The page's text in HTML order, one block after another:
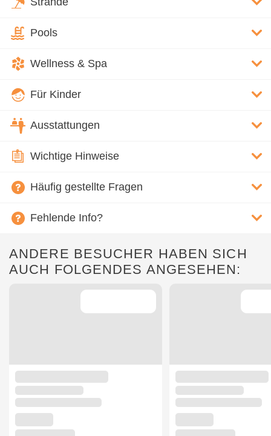
Pools
Wellness & Spa
Für Kinder
Ausstattungen
Wichtige Hinweise
Häufig gestellte Fragen
Fehlende Info?
ANDERE BESUCHER HABEN SICH
AUCH FOLGENDES ANGESEHEN: